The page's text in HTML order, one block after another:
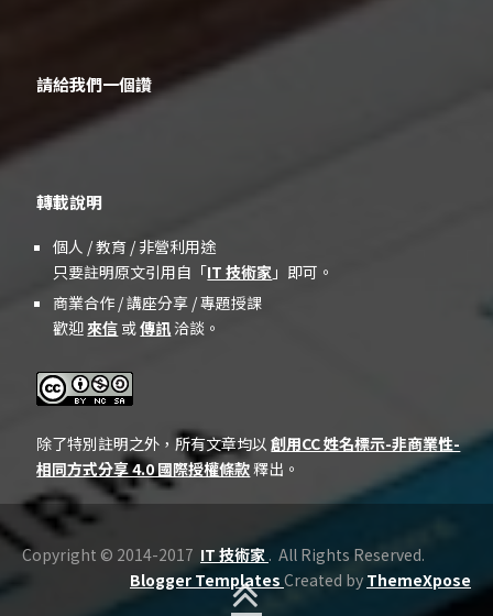
請給我們一個讚
轉載說明
個人 / 教育 / 非營利用途
只要註明原文引用自「IT 技術家 」即可。
商業合作 / 講座分享 / 專題授課
歡迎來信 或傳訊 洽談。
除了特別註明之外，所有文章均以創用CC 姓名標示-非商業性-
相同方式分享 4.0 國際授權條款釋出。
Copyright © 2014-2017 IT 技術家 . All Rights Reserved.
Blogger Templates Created by ThemeXpose
BACK TO TOP